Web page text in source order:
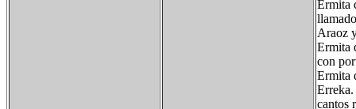
Ermita
Araoz
Ermita
con
Ermita
Erreka.
cantos